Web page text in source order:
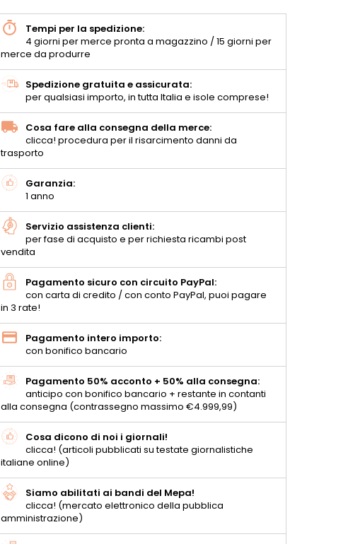
Tempi per la spedizione:
4 giorni per merce pronta a magazzino / 15 giorni per
merce da produrre
Spedizione gratuita e assicurata:
per qualsiasi importo, in tutta Italia e isole comprese!
Cosa fare alla consegna della merce:
clicca! procedura per il risarcimento danni da
trasporto
Garanzia:
1 anno
Servizio assistenza clienti:
per fase di acquisto e per richiesta ricambi post
vendita
Pagamento sicuro con circuito PayPal:
con carta di credito / con conto PayPal, puoi pagare
in 3 rate!
Pagamento intero importo:
con bonifico bancario
Pagamento 50% acconto + 50% alla consegna:
anticipo con bonifico bancario + restante in contanti
alla consegna (contrassegno massimo €4.999,99)
Cosa dicono di noi i giornali!
clicca! (articoli pubblicati su testate giornalistiche
italiane online)
Siamo abilitati ai bandi del Mepa!
clicca! (mercato elettronico della pubblica
amministrazione)